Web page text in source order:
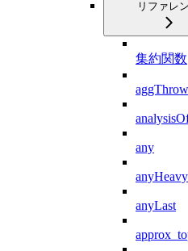
リファレ
集約関数
aggThrow
any
anyHeavy
anyLast